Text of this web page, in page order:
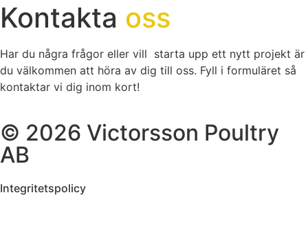
Kontakta oss
Har du några frågor eller vill starta upp ett nytt projekt är
du välkommen att höra av dig till oss. Fyll i formuläret så
kontaktar vi dig inom kort!
© 2026 Victorsson Poultry
AB
Integritetspolicy